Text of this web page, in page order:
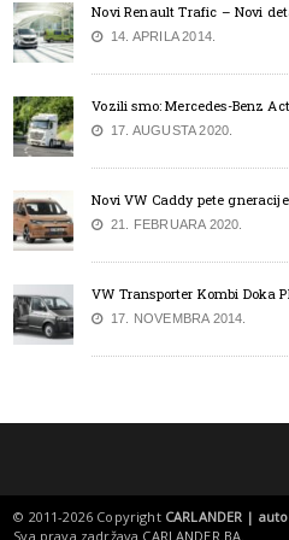
Novi Renault Trafic – Novi
14. APRILA 2014.
Vozili smo: Mercedes-Benz
17. AUGUSTA 2020.
Novi VW Caddy pete
21. FEBRUARA 2020.
VW Transporter Kombi Doka
17. NOVEMBRA 2014.
© 2011-2026 Copyright CARLANDER |
Sva prava zadržava CARLANDER.BA